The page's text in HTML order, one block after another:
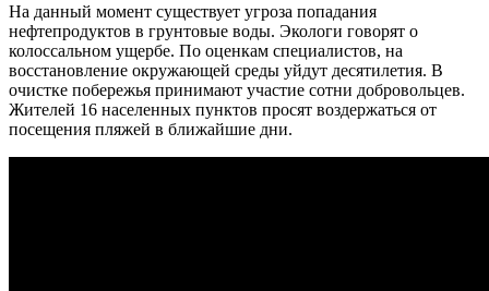
На данный момент существует угроза попадания
нефтепродуктов в грунтовые воды. Экологи говорят о
колоссальном ущербе. По оценкам специалистов, на
восстановление окружающей среды уйдут десятилетия. В
очистке побережья принимают участие сотни добровольцев.
Жителей 16 населенных пунктов просят воздержаться от
посещения пляжей в ближайшие дни.